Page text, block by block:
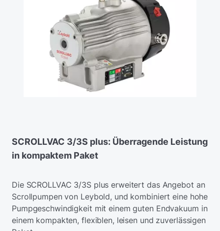
SCROLLVAC 3/3S plus: Überragende Leistung
in kompaktem Paket
Die SCROLLVAC 3/3S plus erweitert das Angebot an
Scrollpumpen von Leybold, und kombiniert eine hohe
Pumpgeschwindigkeit mit einem guten Endvakuum in
einem kompakten, flexiblen, leisen und zuverlässigen